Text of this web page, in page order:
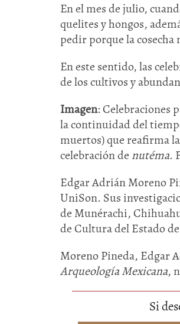
En el mes de julio,
quelites y hongos,
pedir porque la cosecha
En este sentido, las
de los cultivos y
Imagen: Celebraciones
la continuidad del
muertos) que reafirma
celebración de nutéma.
Edgar Adrián Moreno
UniSon. Sus
de Munérachi,
de Cultura del Estado
Moreno Pineda, Edgar
Arqueología Mexicana,
Si